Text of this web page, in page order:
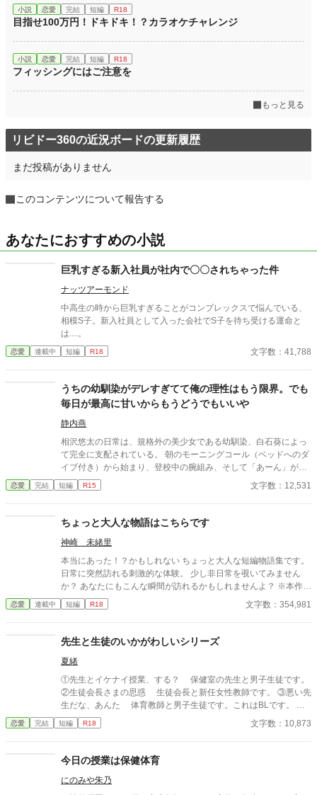
小説 恋愛 完結 短編 R18
目指せ100万円！ドキドキ！？カラオケチャレンジ
小説 恋愛 完結 短編 R18
フィッシングにはご注意を
もっと見る
リビドー360の近況ボードの更新履歴
まだ投稿がありません
このコンテンツについて報告する
あなたにおすすめの小説
巨乳すぎる新入社員が社内で〇〇されちゃった件
ナッツアーモンド
中高生の時から巨乳すぎることがコンプレックスで悩んでいる、
相模S子。新入社員として入った会社でS子を待ち受ける運命と
は....。
恋愛 連載中 短編 R18 文字数：41,788
うちの幼馴染がデレすぎてて俺の理性はもう限界。でも
毎日が最高に甘いからもうどうでもいいや
静内燕
相沢悠太の日常は、規格外の美少女である幼馴染、白石葵によっ
て完全に支配されている。 朝のモーニングコール（ベッドへのダ
イブ付き）から始まり、登校中の腕組み、そして「あーん」が義
務付けられた手作り弁当。誰もが羨むラブラブっぷりだが、悠太
はこれを「家族愛」だと頑なに誤解（無視）している。 「ゆーた
の一途。周囲の冷やかしや、葵を狙う男子生徒のプレッシャーが
高まる中、悠太の**「幼馴染フィルター」**はついに限界を迎え
る。 この溺愛っぷり、いつまで「家族」で通せるのか？ 甘すぎる
日常が、悠太の鈍感な理性を溶かし尽くす――最初からクライマ
ックスの、超高濃度イチャイチャ・ラブコメ、開幕！
恋愛 完結 短編 R15 文字数：12,531
ちょっと大人な物語はこちらです
神崎 未緒里
本当にあった！？かもしれない ちょっと大人な短編物語集です。
日常に突然訪れる刺激的な体験。 少し非日常を覗いてみません
か？ あなたにもこんな瞬間が訪れるかもしれませんよ？ ※本作品
ではGemini PRO、Pixai.artで作成した生成AI画像ならびに Pixa
bay並びにUnsplshのロイヤリティフリーの画像を使用していま
名・商品名・設定などはすべて架空のものです。
恋愛 連載中 短編 R18 文字数：354,981
先生と生徒のいかがわしいシリーズ
夏緒
①先生とイケナイ授業、する？ 保健室の先生と男子生徒です。
②生徒会長さまの思惑 生徒会長と新任女性教師です。 ③悪い先
生だな、あんた 体育教師と男子生徒です。これはBLです。 ど
んな理由があろうが学校でいかがわしいことをしてはいけません
よ〜！ これ全部、やったらダメですからねっ！
恋愛 完結 短編 R18 文字数：10,873
今日の授業は保健体育
にのみや朱乃